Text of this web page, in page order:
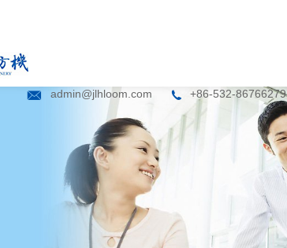
admin@jlhloom.com +86-532-86766279